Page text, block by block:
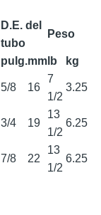
D.E. del
tubo
Peso
pulg.mm lb kg
5/8 16
7
1/2
3.25
3/4 19
13
1/2
6.25
7/8 22
13
1/2
6.25